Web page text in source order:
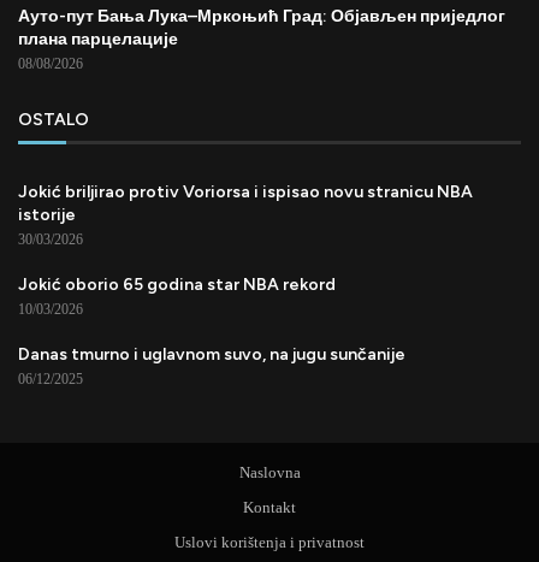
Ауто-пут Бања Лука–Мркоњић Град: Објављен приједлог
плана парцелације
08/08/2026
OSTALO
Jokić briljirao protiv Voriorsa i ispisao novu stranicu NBA
istorije
30/03/2026
Jokić oborio 65 godina star NBA rekord
10/03/2026
Danas tmurno i uglavnom suvo, na jugu sunčanije
06/12/2025
Naslovna
Kontakt
Uslovi korištenja i privatnost